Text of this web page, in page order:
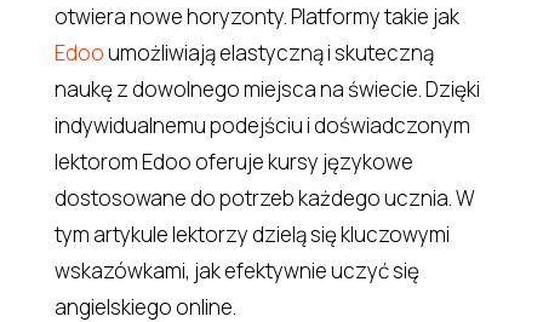
otwiera nowe horyzonty. Platformy takie jak
Edooumożliwiają elastyczną i skuteczną
naukę z dowolnego miejsca na świecie. Dzięki
indywidualnemu podejściu i doświadczonym
lektorom Edoo oferuje kursy językowe
dostosowane do potrzeb każdego ucznia. W
tym artykule lektorzy dzielą się kluczowymi
wskazówkami, jak efektywnie uczyć się
angielskiego online.